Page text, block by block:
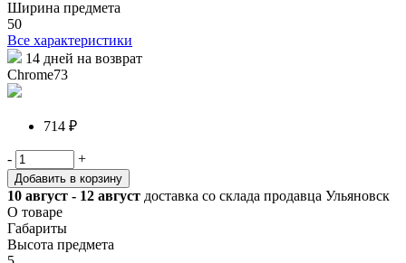
Ширина предмета
50
Все характеристики
14 дней на возврат
Chrome73
714 ₽
- +
Добавить в корзину
10 август - 12 август доставка со склада продавца Ульяновск
О товаре
Габариты
Высота предмета